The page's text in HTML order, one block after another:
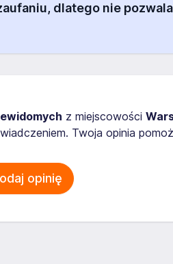
dlatego nie
z miejscowości
Twoja opinia
opinię